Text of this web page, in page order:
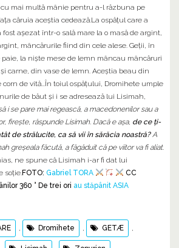
cu mai multă mânie pentru a-l răzbuna pe
căruia aceștia cedează.La ospățul care a
așezat într-o sală mare la o masă de argint,
mâncărurile fiind din cele alese. Geții, în
la niște mese de lemn mâncau mâncăruri
carne, din vase de lemn. Aceștia beau din
de vită...În toiul ospățului, Dromihete umple
de băut și i se adresează lui Lisimah,
i se pare mai regească, a macedonenilor sau a
firește, răspunde Lisimah. Dacă e așa, de ce ți-
de strălucite, ca să vii în sărăcia noastră?A
greșeala făcută, a făgăduit că pe viitor va fi aliat.
ne spune că Lisimah i-ar fi dat lui
soție.FOTO: Gabriel TORA
CC
360 ° De trei ori au stăpânit ASIA
, Dromihete , GETÆ ,